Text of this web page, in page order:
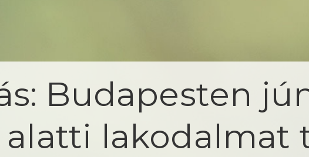
Budapesten
lakodalmat